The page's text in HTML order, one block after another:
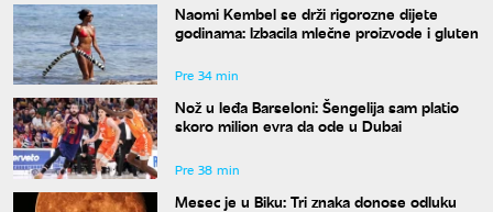
Naomi Kembel se drži rigorozne dijete
godinama: Izbacila mlečne proizvode i gluten
Pre 34 min
Nož u leđa Barseloni: Šengelija sam platio
skoro milion evra da ode u Dubai
Pre 38 min
Mesec je u Biku: Tri znaka donose odluku